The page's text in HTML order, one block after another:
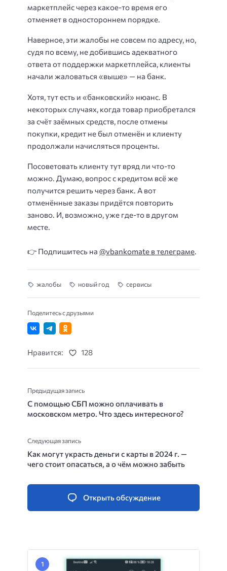
маркетплейс через какое-то время его
отменяет в одностороннем порядке.
Наверное, эти жалобы не совсем по адресу, но,
судя по всему, не добившись адекватного
ответа от поддержки маркетплейса, клиенты
начали жаловаться «выше» — на банк.
Хотя, тут есть и «банковский» нюанс. В
некоторых случаях, когда товар приобретался
за счёт заёмных средств, после отмены
покупки, кредит не был отменён и клиенту
продолжали начисляться проценты.
Посоветовать клиенту тут вряд ли что-то
можно. Думаю, вопрос с кредитом всё же
получится решить через банк. А вот
отменённые заказы придётся повторить
заново. И, возможно, уже где-то в другом
месте.
👉 Подпишитесь на @vbankomate в телеграме.
жалобы новый год сервисы
Поделитесь с друзьями
Нравится: 128
Предыдущая запись
С помощью СБП можно оплачивать в
московском метро. Что здесь интересного?
Следующая запись
Как могут украсть деньги с карты в 2024 г. —
чего стоит опасаться, а о чём можно забыть
Открыть обсуждение